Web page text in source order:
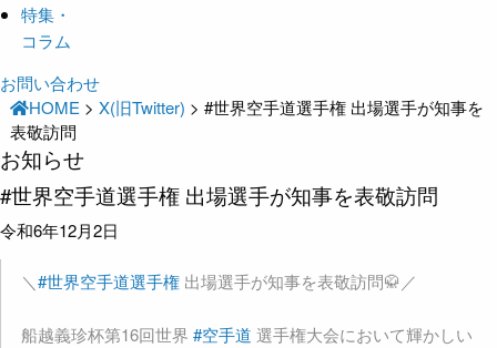
特集・
コラム
お問い合わせ
HOME >X(旧Twitter) >#世界空手道選手権 出場選手が知事を
表敬訪問
お知らせ
#世界空手道選手権 出場選手が知事を表敬訪問
令和6年12月2日
＼#世界空手道選手権出場選手が知事を表敬訪問🥋／
船越義珍杯第16回世界 #空手道 選手権大会において輝かしい